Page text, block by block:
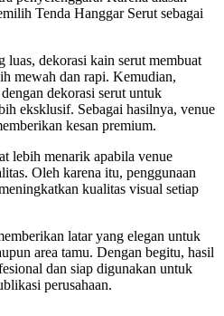
Tenda Hanggar Serut sebagai
luas, dekorasi kain serut membuat
mewah dan rapi. Kemudian,
dekorasi serut untuk
eksklusif. Sebagai hasilnya, venue
kesan premium.
lebih menarik apabila venue
Oleh karena itu, penggunaan
kualitas visual setiap
latar yang elegan untuk
area tamu. Dengan begitu, hasil
dan siap digunakan untuk
perusahaan.